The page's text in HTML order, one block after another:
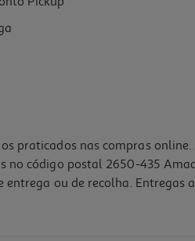
praticados nas compras
no código postal 2650-435
ou de recolha.